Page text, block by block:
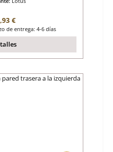
normal:
€
de entrega: 4-6 días